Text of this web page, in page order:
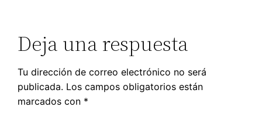
Deja una respuesta
Tu dirección de correo electrónico no será
publicada. Los campos obligatorios están
marcados con *